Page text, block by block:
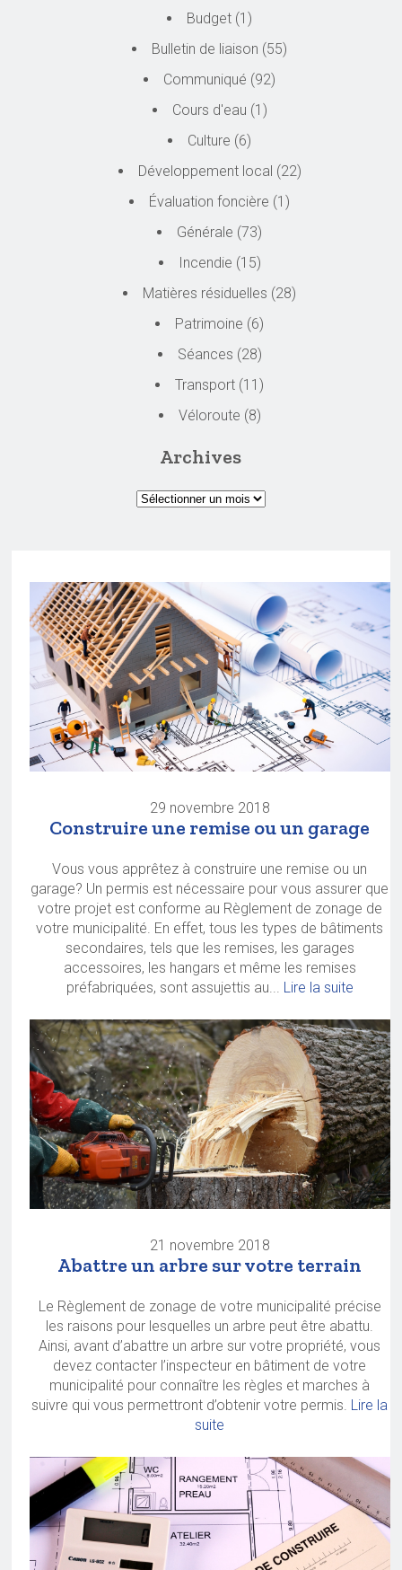
Budget (1)
Bulletin de liaison (55)
Communiqué (92)
Cours d'eau (1)
Culture (6)
Développement local (22)
Évaluation foncière (1)
Générale (73)
Incendie (15)
Matières résiduelles (28)
Patrimoine (6)
Séances (28)
Transport (11)
Véloroute (8)
Archives
29 novembre 2018
Construire une remise ou un garage
Vous vous apprêtez à construire une remise ou un
garage? Un permis est nécessaire pour vous assurer que
votre projet est conforme au Règlement de zonage de
votre municipalité. En effet, tous les types de bâtiments
secondaires, tels que les remises, les garages
accessoires, les hangars et même les remises
préfabriquées, sont assujettis au... Lire la suite
21 novembre 2018
Abattre un arbre sur votre terrain
Le Règlement de zonage de votre municipalité précise
les raisons pour lesquelles un arbre peut être abattu.
Ainsi, avant d’abattre un arbre sur votre propriété, vous
devez contacter l’inspecteur en bâtiment de votre
municipalité pour connaître les règles et marches à
suivre qui vous permettront d’obtenir votre permis. Lire la
suite